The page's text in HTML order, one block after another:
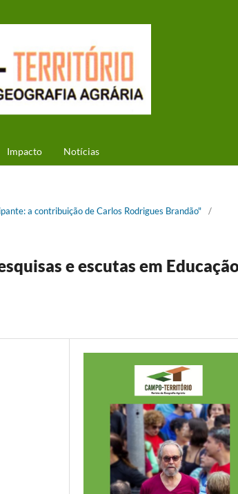
Impacto Notícias
a contribuição de Carlos Rodrigues Brandão"
/
e escutas em